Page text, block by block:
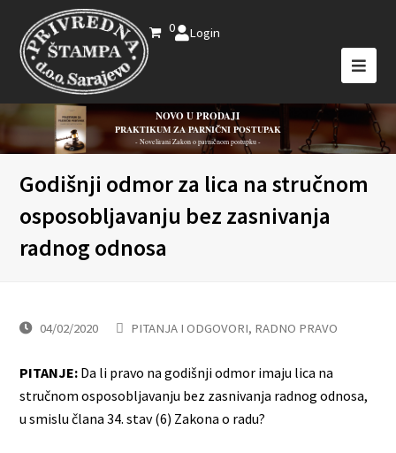
0 Login
NOVO U PRODAJI
PRAKTIKUM ZA PARNIČNI POSTUPAK
- Novelirani Zakon o parničnom postupku -
Godišnji odmor za lica na stručnom
osposobljavanju bez zasnivanja
radnog odnosa
04/02/2020 PITANJA I ODGOVORI, RADNO PRAVO
PITANJE: Da li pravo na godišnji odmor imaju lica na
stručnom osposobljavanju bez zasnivanja radnog odnosa,
u smislu člana 34. stav (6) Zakona o radu?